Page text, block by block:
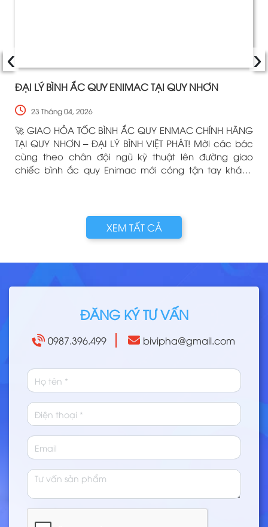
ĐẠI LÝ BÌNH ẮC QUY ENIMAC TẠI QUY NHƠN
23 Tháng 04, 2026
🚀 GIAO HỎA TỐC BÌNH ẮC QUY ENMAC CHÍNH HÃNG
TẠI QUY NHƠN – ĐẠI LÝ BÌNH VIỆT PHÁT! Mời các bác
cùng theo chân đội ngũ kỹ thuật lên đường giao
chiếc bình ắc quy Enimac mới cóng tận tay khách
‹ ›
XEM TẤT CẢ
ĐĂNG KÝ TƯ VẤN
0987.396.499 bivipha@gmail.com